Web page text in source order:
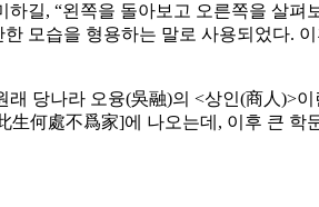
하길, “왼쪽을 돌아보고 오른쪽을 살
모습을 형용하는 말로 사용되었다. 이
래 당나라 오융(吳融)의 <상인(商人)>
生何處不爲家]에 나오는데, 이후 큰